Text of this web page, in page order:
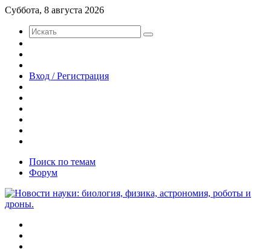
Суббота, 8 августа 2026
Искать
статья
Вход / Регистрация
Поиск по темам
Форум